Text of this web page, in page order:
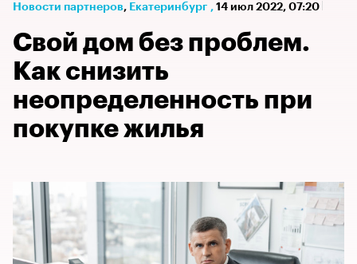
Новости партнеров⁠, Екатеринбург , 14 июл 2022, 07:20
Свой дом без проблем.
Как снизить
неопределенность при
покупке жилья